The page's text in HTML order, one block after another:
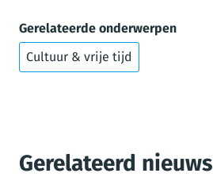
Gerelateerde onderwerpen
Cultuur & vrije tijd
Gerelateerd nieuws